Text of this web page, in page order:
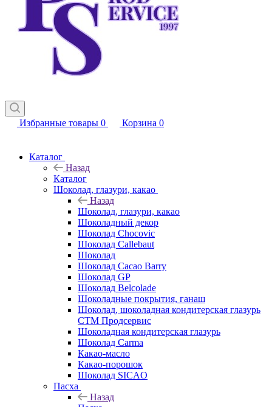
Избранные товары 0 Корзина 0
Каталог
Назад
Каталог
Шоколад, глазури, какао
Назад
Шоколад, глазури, какао
Шоколадный декор
Шоколад Chocovic
Шоколад Callebaut
Шоколад
Шоколад Cacao Barry
Шоколад GP
Шоколад Belcolade
Шоколадные покрытия, ганаш
Шоколад, шоколадная кондитерская глазурь
СТМ Продсервис
Шоколадная кондитерская глазурь
Шоколад Carma
Какао-масло
Какао-порошок
Шоколад SICAO
Пасха
Назад